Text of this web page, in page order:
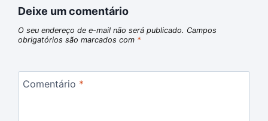
Deixe um comentário
O seu endereço de e-mail não será publicado. Campos
obrigatórios são marcados com *
Comentário *